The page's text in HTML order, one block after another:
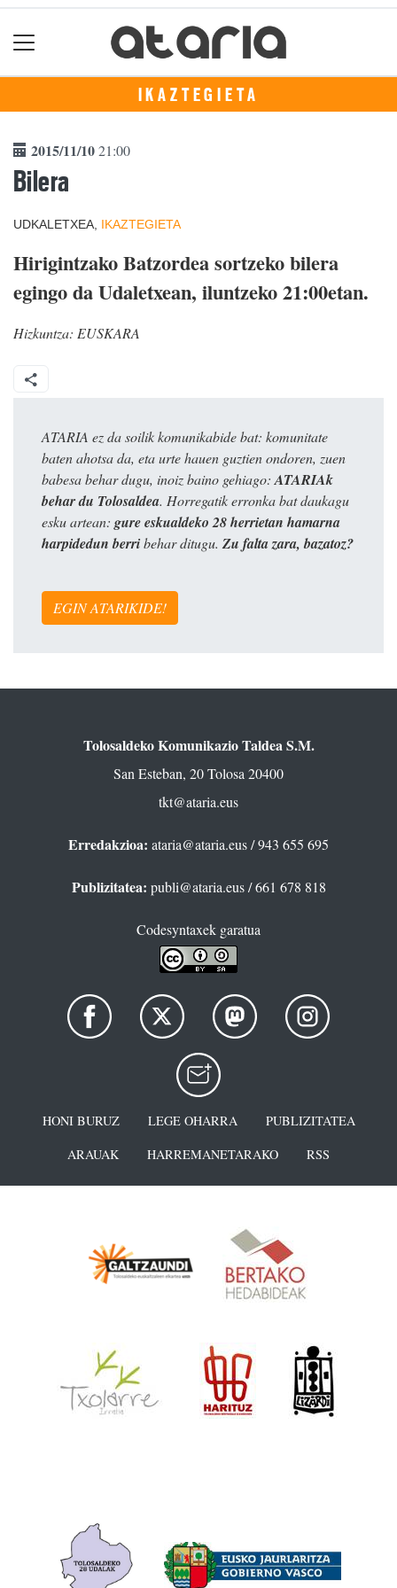
IKAZTEGIETA
2015/11/1021:00
Bilera
UDKALETXEA, IKAZTEGIETA
Hirigintzako Batzordea sortzeko bilera
egingo da Udaletxean, iluntzeko 21:00etan.
Hizkuntza: EUSKARA
ATARIA ez da soilik komunikabide bat: komunitate
baten ahotsa da, eta urte hauen guztien ondoren, zuen
babesa behar dugu, inoiz baino gehiago: ATARIAk
behar du Tolosaldea. Horregatik erronka bat daukagu
esku artean: gure eskualdeko 28 herrietan hamarna
harpidedun berribehar ditugu. Zu falta zara, bazatoz?
EGIN ATARIKIDE!
Tolosaldeko Komunikazio Taldea S.M.
San Esteban, 20 Tolosa 20400
tkt@ataria.eus
Erredakzioa: ataria@ataria.eus/ 943 655 695
Publizitatea: publi@ataria.eus/ 661 678 818
Codesyntaxek garatua
HONI BURUZ LEGE OHARRA
PUBLIZITATEA
ARAUAK
HARREMANETARAKO RSS